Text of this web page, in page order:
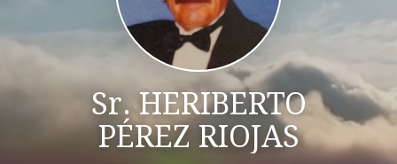
Sr. HERIBERTO
PÉREZ RIOJAS